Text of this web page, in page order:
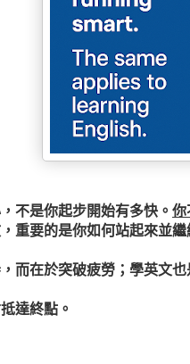
不是你起步開始有多快。 你
重要的是你如何站起來並繼
而在於突破疲勞；學英文也
達終點。